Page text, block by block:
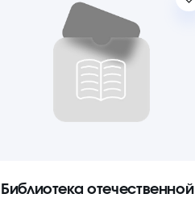
Библиотека отечественной